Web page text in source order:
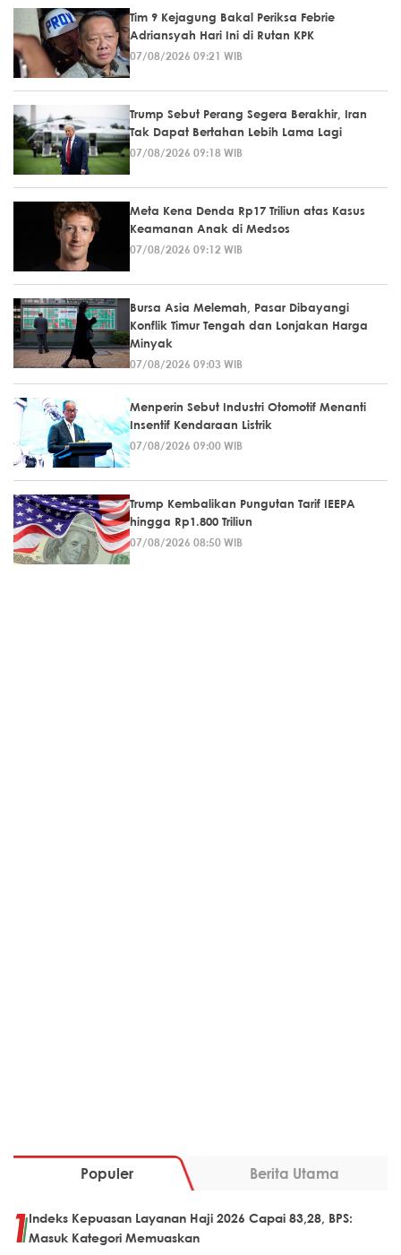
Tim 9 Kejagung Bakal Periksa Febrie
Adriansyah Hari Ini di Rutan KPK
07/08/2026 09:21 WIB
Trump Sebut Perang Segera Berakhir, Iran
Tak Dapat Bertahan Lebih Lama Lagi
07/08/2026 09:18 WIB
Meta Kena Denda Rp17 Triliun atas Kasus
Keamanan Anak di Medsos
07/08/2026 09:12 WIB
Bursa Asia Melemah, Pasar Dibayangi
Konflik Timur Tengah dan Lonjakan Harga
Minyak
07/08/2026 09:03 WIB
Menperin Sebut Industri Otomotif Menanti
Insentif Kendaraan Listrik
07/08/2026 09:00 WIB
Trump Kembalikan Pungutan Tarif IEEPA
hingga Rp1.800 Triliun
07/08/2026 08:50 WIB
Populer Berita Utama
Indeks Kepuasan Layanan Haji 2026 Capai 83,28, BPS:
Masuk Kategori Memuaskan